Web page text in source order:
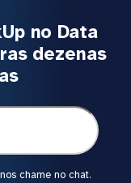
no Data
dezenas
chame no chat.